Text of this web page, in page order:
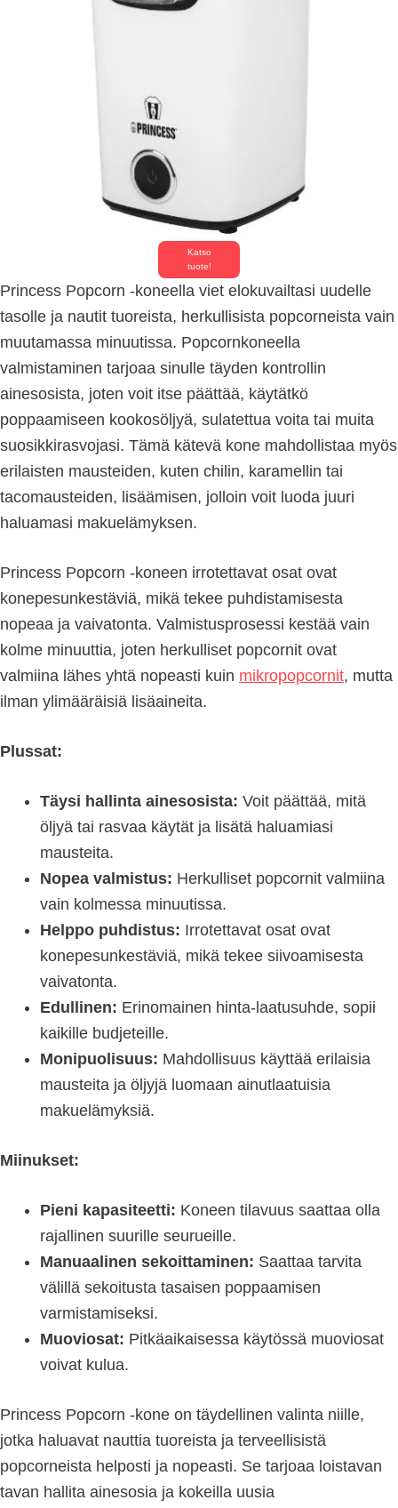
Katso
tuote!
Princess Popcorn -koneella viet elokuvailtasi uudelle
tasolle ja nautit tuoreista, herkullisista popcorneista vain
muutamassa minuutissa. Popcornkoneella
valmistaminen tarjoaa sinulle täyden kontrollin
ainesosista, joten voit itse päättää, käytätkö
poppaamiseen kookosöljyä, sulatettua voita tai muita
suosikkirasvojasi. Tämä kätevä kone mahdollistaa myös
erilaisten mausteiden, kuten chilin, karamellin tai
tacomausteiden, lisäämisen, jolloin voit luoda juuri
haluamasi makuelämyksen.
Princess Popcorn -koneen irrotettavat osat ovat
konepesunkestäviä, mikä tekee puhdistamisesta
nopeaa ja vaivatonta. Valmistusprosessi kestää vain
kolme minuuttia, joten herkulliset popcornit ovat
valmiina lähes yhtä nopeasti kuin mikropopcornit, mutta
ilman ylimääräisiä lisäaineita.
Plussat:
Täysi hallinta ainesosista: Voit päättää, mitä
öljyä tai rasvaa käytät ja lisätä haluamiasi
mausteita.
Nopea valmistus: Herkulliset popcornit valmiina
vain kolmessa minuutissa.
Helppo puhdistus: Irrotettavat osat ovat
konepesunkestäviä, mikä tekee siivoamisesta
vaivatonta.
Edullinen: Erinomainen hinta-laatusuhde, sopii
kaikille budjeteille.
Monipuolisuus: Mahdollisuus käyttää erilaisia
mausteita ja öljyjä luomaan ainutlaatuisia
makuelämyksiä.
Miinukset:
Pieni kapasiteetti: Koneen tilavuus saattaa olla
rajallinen suurille seurueille.
Manuaalinen sekoittaminen: Saattaa tarvita
välillä sekoitusta tasaisen poppaamisen
varmistamiseksi.
Muoviosat: Pitkäaikaisessa käytössä muoviosat
voivat kulua.
Princess Popcorn -kone on täydellinen valinta niille,
jotka haluavat nauttia tuoreista ja terveellisistä
popcorneista helposti ja nopeasti. Se tarjoaa loistavan
tavan hallita ainesosia ja kokeilla uusia